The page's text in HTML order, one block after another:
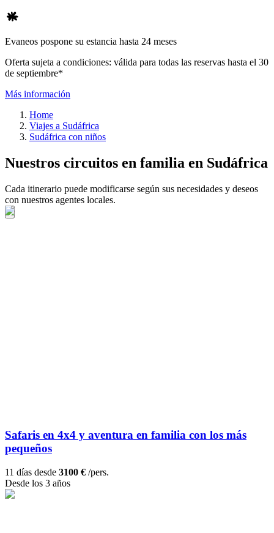
Evaneos pospone su estancia hasta 24 meses
Oferta sujeta a condiciones: válida para todas las reservas hasta el 30
de septiembre*
Más información
Home
Viajes a Sudáfrica
Sudáfrica con niños
Nuestros circuitos en familia en Sudáfrica
Cada itinerario puede modificarse según sus necesidades y deseos
con nuestros agentes locales.
Safaris en 4x4 y aventura en familia con los más
pequeños
11 días desde 3100 € /pers.
Desde los 3 años